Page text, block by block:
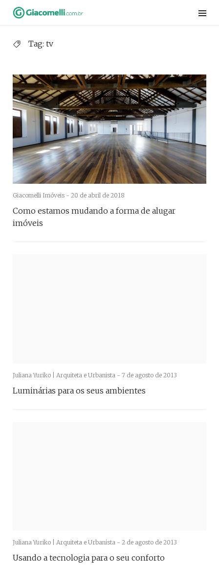
Skip
Tag: tv
Giacomelli Imóveis - 20 de abril de 2018
Como estamos mudando a forma de alugar
imóveis
Juliana Yuriko | Arquiteta e Urbanista - 7 de agosto de 2013
Luminárias para os seus ambientes
Juliana Yuriko | Arquiteta e Urbanista - 2 de agosto de 2013
Usando a tecnologia para o seu conforto